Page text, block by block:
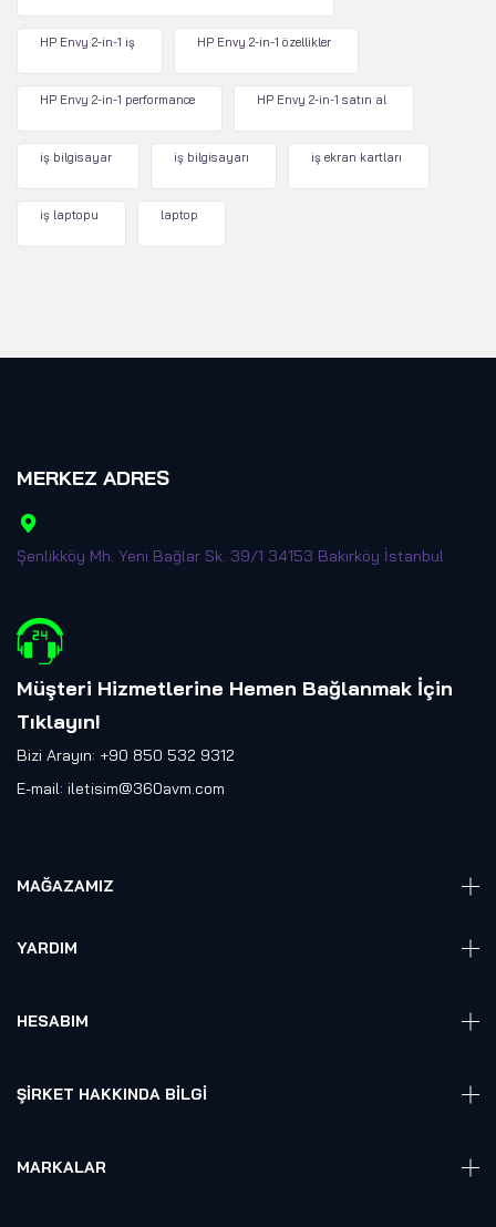
HP Envy 2-in-1 iş HP Envy 2-in-1 özellikler
HP Envy 2-in-1 performance HP Envy 2-in-1 satın al
iş bilgisayar iş bilgisayarı iş ekran kartları
iş laptopu laptop
MERKEZ ADRES
Şenlikköy Mh. Yeni Bağlar Sk. 39/1 34153 Bakırköy İstanbul
Müşteri Hizmetlerine Hemen Bağlanmak İçin
Tıklayın!
Bizi Arayın: +90 850 532 9312
E-mail: iletisim@360avm.com
MAĞAZAMIZ
VR Ready PC
Elektronik
YARDIM
HESABIM
Sepet
ŞIRKET HAKKINDA BILGI
Referanslarımız
MARKALAR